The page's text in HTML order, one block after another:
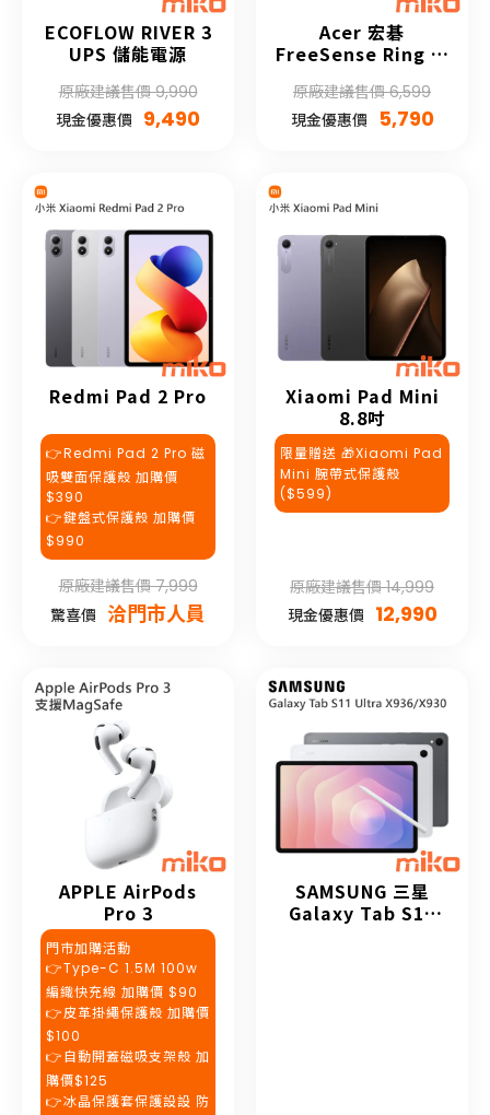
ECOFLOW RIVER 3
UPS 儲能電源
原廠建議售價 9,990
現金優惠價 9,490
Acer 宏碁
FreeSense Ring 智
原廠建議售價 6,599
現金優惠價
5,790
Redmi Pad 2 Pro
👉Redmi Pad 2 Pro 磁
吸雙面保護殼 加購價
$390
👉鍵盤式保護殼 加購價
$990
原廠建議售價 7,999
驚喜價 洽門市人員
Xiaomi Pad Mini
8.8吋
限量贈送 🎁Xiaomi Pad
Mini 腕帶式保護殼
($599)
原廠建議售價 14,999
現金優惠價 12,990
APPLE AirPods
Pro 3
門市加購活動
👉Type-C 1.5M 100w
編織快充線 加購價 $90
👉皮革掛繩保護殼 加購價
$100
👉自動開蓋磁吸支架殼 加
購價$125
👉冰晶保護套保護設設 防
SAMSUNG 三星
Galaxy Tab S11